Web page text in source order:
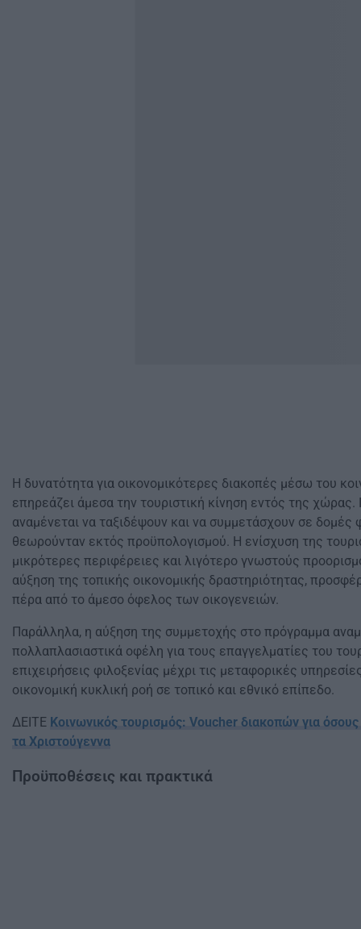
Η δυνατότητα για οικονομικότερες διακοπές μέσω του
επηρεάζει άμεσα την τουριστική κίνηση εντός της χώρας.
αναμένεται να ταξιδέψουν και να συμμετάσχουν σε δομές
θεωρούνταν εκτός προϋπολογισμού. Η ενίσχυση της
μικρότερες περιφέρειες και λιγότερο γνωστούς
αύξηση της τοπικής οικονομικής δραστηριότητας,
πέρα από το άμεσο όφελος των οικογενειών.
Παράλληλα, η αύξηση της συμμετοχής στο πρόγραμμα
πολλαπλασιαστικά οφέλη για τους επαγγελματίες του
επιχειρήσεις φιλοξενίας μέχρι τις μεταφορικές
οικονομική κυκλική ροή σε τοπικό και εθνικό επίπεδο.
ΔΕΙΤΕ Κοινωνικός τουρισμός: Voucher διακοπών για
τα Χριστούγεννα
Προϋποθέσεις και πρακτικά